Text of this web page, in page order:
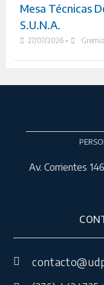
Mesa Técnicas
S.U.N.A.
27/07/2026 •
Av. Corrientes